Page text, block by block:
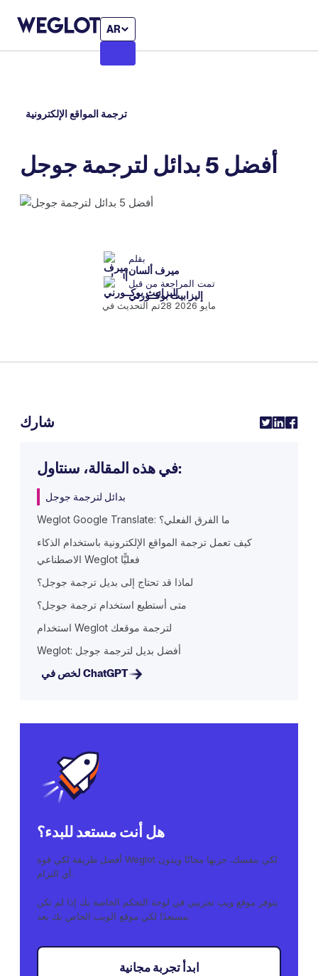
AR
ترجمة المواقع الإلكترونية
أفضل 5 بدائل لترجمة جوجل
بقلم
ميرف ألسان
تمت المراجعة من قبل
إليزابيث بوكــورني
تم التحديث في
28 مايو 2026
شارك
في هذه المقالة، سنتاول:
بدائل لترجمة جوجل
‍Weglot Google Translate: ما الفرق الفعلي؟
كيف تعمل ترجمة المواقع الإلكترونية باستخدام الذكاء
الاصطناعي Weglot فعليًّا
لماذا قد تحتاج إلى بديل ترجمة جوجل؟
متى أستطيع استخدام ترجمة جوجل؟
استخدام Weglot لترجمة موقعك
Weglot: أفضل بديل لترجمة جوجل
لخص في ChatGPT
هل أنت مستعد للبدء؟
أفضل طريقة لكي قوة Weglot لكي بنفسك. جربها مجانًا وبدون
أي التزام.
يتوفر موقع ويب تجريبي في لوحة التحكم الخاصة بك إذا لم تكن
مستعدًا لكي موقع الويب الخاص بك بعد.
ابدأ تجربة مجانية